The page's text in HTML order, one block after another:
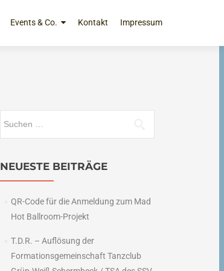
Events & Co. Kontakt Impressum
NEUESTE BEITRÄGE
QR-Code für die Anmeldung zum Mad
Hot Ballroom-Projekt
T.D.R. – Auflösung der
Formationsgemeinschaft Tanzclub